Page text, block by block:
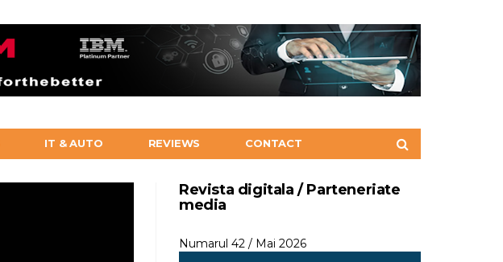
IT & AUTO REVIEWS CONTACT
Revista digitala / Parteneriate
media
Numarul 42 / Mai 2026